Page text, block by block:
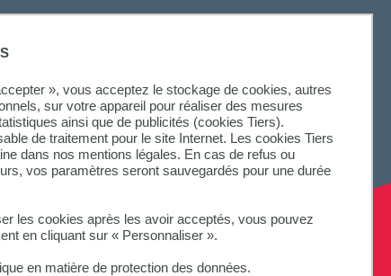
», vous acceptez le stockage de cookies, autres
sur votre appareil pour réaliser des mesures
ainsi que de publicités (cookies Tiers).
de traitement pour le site Internet. Les cookies Tiers
dans nos mentions légales. En cas de refus ou
vos paramètres seront sauvegardés pour une durée
les cookies après les avoir acceptés, vous pouvez
en cliquant sur « Personnaliser ».
en matière de protection des données.